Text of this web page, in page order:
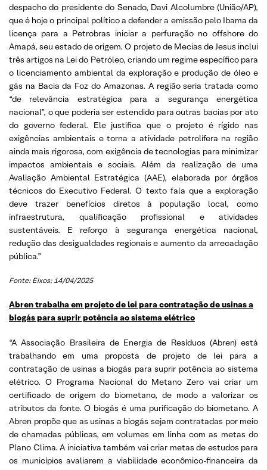
despacho do presidente do Senado, Davi Alcolumbre (União/AP),
que é hoje o principal político a defender a emissão pelo Ibama da
licença para a Petrobras iniciar a perfuração no offshore do
Amapá, seu estado de origem. O projeto de Mecias de Jesus inclui
três artigos na Lei do Petróleo, criando um regime específico para
o licenciamento ambiental da exploração e produção de óleo e
gás na Bacia da Foz do Amazonas. A região seria tratada como
“de relevância estratégica para a segurança energética
nacional”, o que poderia ser estendido para outras bacias por ato
do governo federal. Ele justifica que o projeto é rígido nas
exigências ambientais e torna a atividade petrolífera na região
ainda mais rigorosa, com exigência de tecnologias para minimizar
impactos ambientais e sociais. Além da realização de uma
Avaliação Ambiental Estratégica (AAE), elaborada por órgãos
técnicos do Executivo Federal. O texto fala que a exploração
deve trazer benefícios diretos à população local, como
infraestrutura, qualificação profissional e atividades
sustentáveis. E reforço à segurança energética nacional,
redução das desigualdades regionais e aumento da arrecadação
pública.”
Fonte: Eixos; 14/04/2025
Abren trabalha em projeto de lei para contratação de usinas a
biogás para suprir potência ao sistema elétrico
“A Associação Brasileira de Energia de Resíduos (Abren) está
trabalhando em uma proposta de projeto de lei para a
contratação de usinas a biogás para suprir potência ao sistema
elétrico. O Programa Nacional do Metano Zero vai criar um
certificado de origem do biometano, de modo a valorizar os
atributos da fonte. O biogás é uma purificação do biometano. A
Abren propõe que as usinas a biogás sejam contratadas por meio
de chamadas públicas, em volumes em linha com as metas do
Plano Clima. A iniciativa também vai criar metas de estudos para
os municípios avaliarem a viabilidade econômico-financeira da